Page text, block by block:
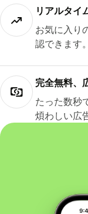
リアルタイ
お気に入り
認できます。
完全無料、
たった数秒
煩わしい広